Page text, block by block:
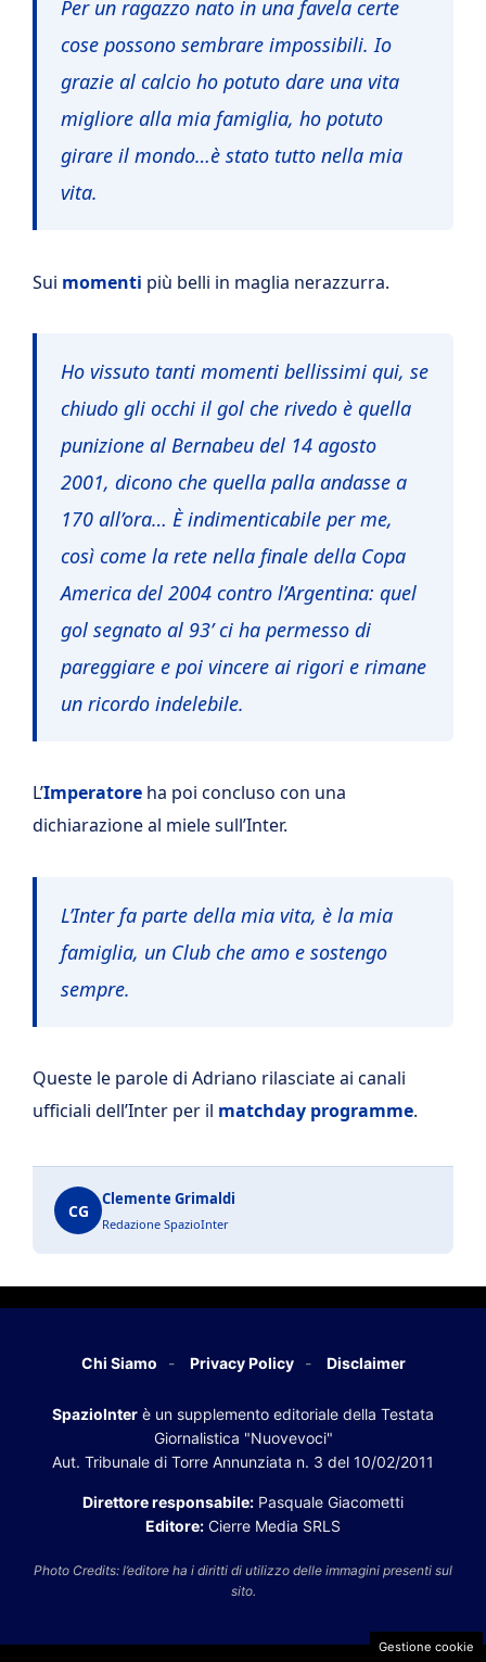
Per un ragazzo nato in una favela certe
cose possono sembrare impossibili. Io
grazie al calcio ho potuto dare una vita
migliore alla mia famiglia, ho potuto
girare il mondo…è stato tutto nella mia
vita.
Sui momenti più belli in maglia nerazzurra.
Ho vissuto tanti momenti bellissimi qui, se
chiudo gli occhi il gol che rivedo è quella
punizione al Bernabeu del 14 agosto
2001, dicono che quella palla andasse a
170 all’ora… È indimenticabile per me,
così come la rete nella finale della Copa
America del 2004 contro l’Argentina: quel
gol segnato al 93’ ci ha permesso di
pareggiare e poi vincere ai rigori e rimane
un ricordo indelebile.
L’Imperatore ha poi concluso con una
dichiarazione al miele sull’Inter.
L’Inter fa parte della mia vita, è la mia
famiglia, un Club che amo e sostengo
sempre.
Queste le parole di Adriano rilasciate ai canali
ufficiali dell’Inter per il matchday programme.
CG
Clemente Grimaldi
Redazione SpazioInter
Chi Siamo Privacy Policy Disclaimer
SpazioInter è un supplemento editoriale della Testata
Giornalistica "Nuovevoci"
Aut. Tribunale di Torre Annunziata n. 3 del 10/02/2011
Direttore responsabile: Pasquale Giacometti
Editore: Cierre Media SRLS
Photo Credits: l’editore ha i diritti di utilizzo delle immagini presenti sul
sito.
Gestione cookie